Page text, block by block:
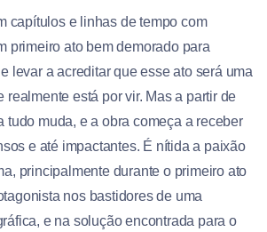
capítulos e linhas de tempo com
primeiro ato bem demorado para
levar a acreditar que esse ato será uma
realmente está por vir. Mas a partir de
tudo muda, e a obra começa a receber
e até impactantes. É nítida a paixão
principalmente durante o primeiro ato
nos bastidores de uma
e na solução encontrada para o